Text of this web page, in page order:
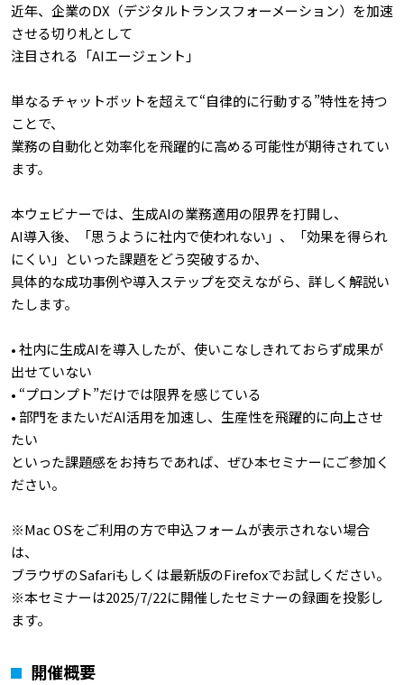
近年、企業のDX（デジタルトランスフォーメーション）を加速
させる切り札として
注目される「AIエージェント」
単なるチャットボットを超えて“自律的に行動する”特性を持つ
ことで、
業務の自動化と効率化を飛躍的に高める可能性が期待されてい
ます。
本ウェビナーでは、生成AIの業務適用の限界を打開し、
AI導入後、「思うように社内で使われない」、「効果を得られ
にくい」といった課題をどう突破するか、
具体的な成功事例や導入ステップを交えながら、詳しく解説い
たします。
• 社内に生成AIを導入したが、使いこなしきれておらず成果が
出せていない
• “プロンプト”だけでは限界を感じている
• 部門をまたいだAI活用を加速し、生産性を飛躍的に向上させ
たい
といった課題感をお持ちであれば、ぜひ本セミナーにご参加く
ださい。
※Mac OSをご利用の方で申込フォームが表示されない場合
は、
ブラウザのSafariもしくは最新版のFirefoxでお試しください。
※本セミナーは2025/7/22に開催したセミナーの録画を投影し
ます。
開催概要